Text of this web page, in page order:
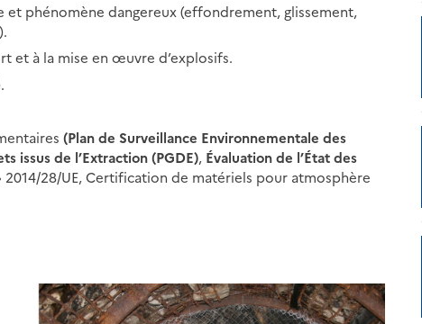
et phénomène dangereux (effondrement, glissement,
et à la mise en œuvre d’explosifs.
(Plan de Surveillance Environnementale des
issus de l’Extraction (PGDE), Évaluation de l’État des
2014/28/UE, Certification de matériels pour atmosphère